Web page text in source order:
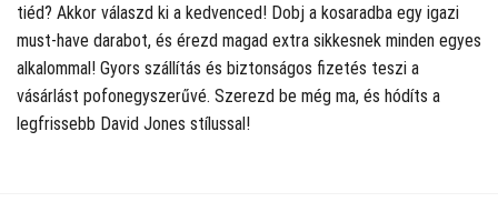
tiéd? Akkor válaszd ki a kedvenced! Dobj a kosaradba egy igazi
must-have darabot, és érezd magad extra sikkesnek minden egyes
alkalommal! Gyors szállítás és biztonságos fizetés teszi a
vásárlást pofonegyszerűvé. Szerezd be még ma, és hódíts a
legfrissebb David Jones stílussal!